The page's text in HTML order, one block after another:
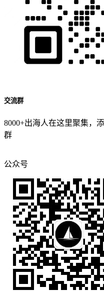
交流群
8000+出海人在这里聚集，
群
公众号